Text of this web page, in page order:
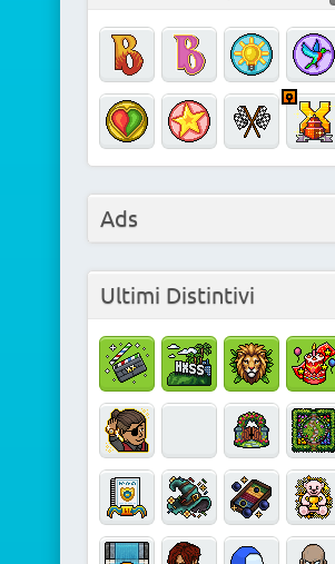
Ads
Ultimi Distintivi